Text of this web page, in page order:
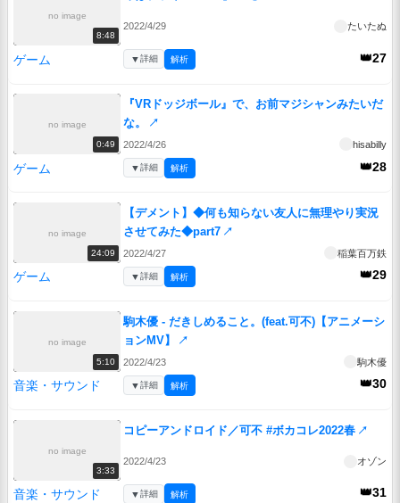
no image
8:48
2022/4/29 たいたぬ
ゲーム 👑27
▼詳細 解析
no image
0:49
『VRドッジボール』で、お前マジシャンみたいだ
な。
↗
2022/4/26 hisabilly
ゲーム 👑28
▼詳細 解析
no image
24:09
【デメント】◆何も知らない友人に無理やり実況
させてみた◆part7 ↗
2022/4/27 稲葉百万鉄
ゲーム 👑29
▼詳細 解析
no image
5:10
駒木優 - だきしめること。(feat.可不)【アニメーシ
ョンMV】
↗
2022/4/23 駒木優
音楽・サウンド 👑30
▼詳細 解析
no image
3:33
コピーアンドロイド／可不 #ボカコレ2022春 ↗
2022/4/23 オゾン
音楽・サウンド 👑31
▼詳細 解析